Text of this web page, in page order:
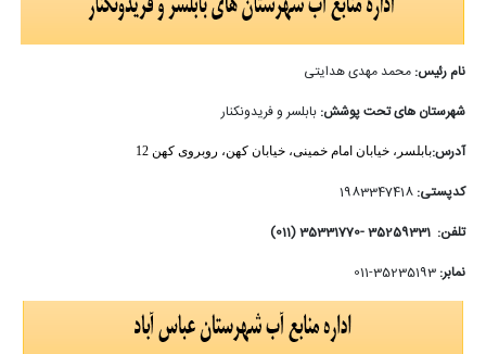
نام رئیس:محمد مهدی هدایتی
شهرستان های تحت پوشش:بابلسر و فریدونکنار
آدرس:بابلسر، خیابان امام خمینی، خیابان کهن، روبروی کهن 12
کدپستی: 1983347418
تلفن: 35259331 -35331770 (011)
نمابر:35235193-011